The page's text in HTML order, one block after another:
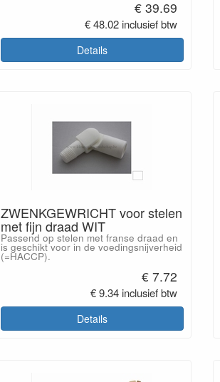
€ 39.69
€ 48.02 inclusief btw
Details
ZWENKGEWRICHT voor stelen
met fijn draad WIT
Passend op stelen met franse draad en
is geschikt voor in de voedingsnijverheid
(=HACCP).
€ 7.72
€ 9.34 inclusief btw
Details